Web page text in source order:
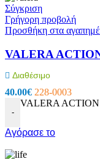
Σύγκριση
Γρήγορη προβολή
Προσθήκη στα
VALERA
Διαθέσιμο
40.00€ 228-0003
-
VALERA ACTION
Αγόρασε το